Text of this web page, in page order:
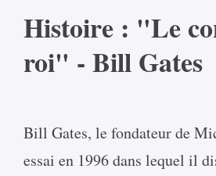
Histoire : "Le
roi" - Bill Gates
Bill Gates, le fondateur de
essai en 1996 dans lequel il